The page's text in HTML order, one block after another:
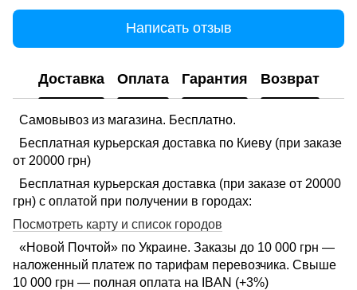
Написать отзыв
Доставка Оплата Гарантия Возврат
Самовывоз из магазина. Бесплатно.
Бесплатная курьерская доставка по Киеву (при заказе
от 20000 грн)
Бесплатная курьерская доставка (при заказе от 20000
грн) с оплатой при получении в городах:
Посмотреть карту и список городов
«Новой Почтой» по Украине. Заказы до 10 000 грн —
наложенный платеж по тарифам перевозчика. Свыше
10 000 грн — полная оплата на IBAN (+3%)